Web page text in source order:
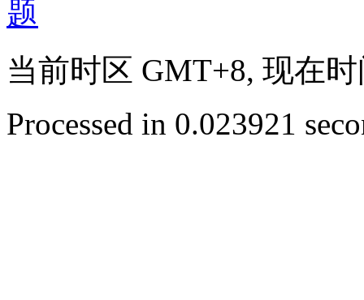
当前时区 GMT+8, 现在
Processed in 0.023921